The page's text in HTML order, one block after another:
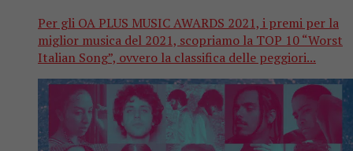
Per gli OA PLUS MUSIC AWARDS 2021, i premi per la
miglior musica del 2021, scopriamo la TOP 10 “Worst
Italian Song”, ovvero la classifica delle peggiori...